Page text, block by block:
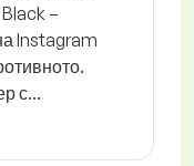
–
Instagram
с...